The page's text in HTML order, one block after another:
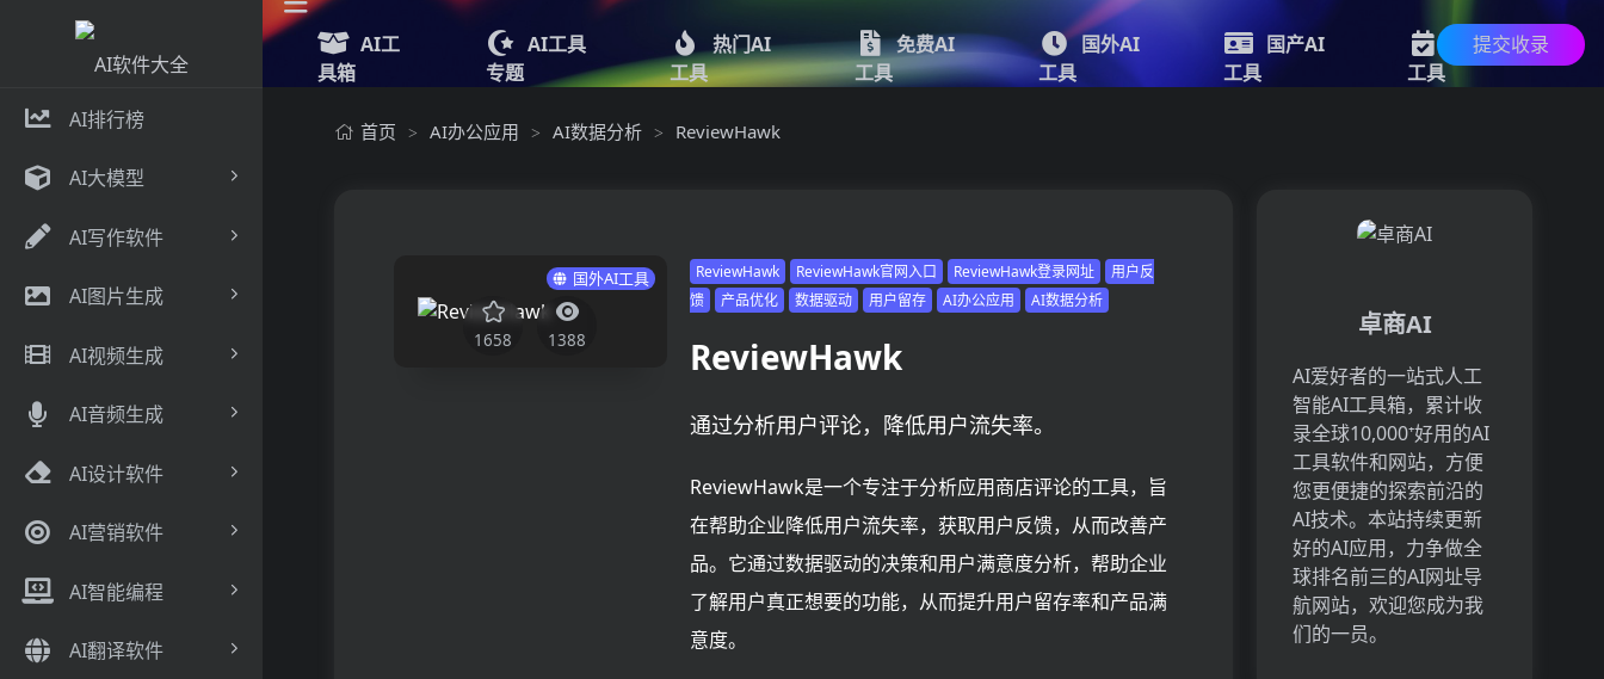
AI排行榜
AI大模型
AI写作软件
AI图片生成
AI视频生成
AI音频生成
AI设计软件
AI营销软件
AI智能编程
AI翻译软件
AI工
具箱
AI工具
专题
热门AI
工具
免费AI
工具
国外AI
工具
国产AI
工具
新的AI
工具
提交收录
首页 > AI办公应用 > AI数据分析 > ReviewHawk
国外AI工具
1658 1388
ReviewHawk ReviewHawk官网入口 ReviewHawk登录网址
用户反
馈
产品优化 数据驱动 用户留存 AI办公应用 AI数据分析
ReviewHawk
通过分析用户评论，降低用户流失率。
ReviewHawk是一个专注于分析应用商店评论的工具，旨
在帮助企业降低用户流失率，获取用户反馈，从而改善产
品。它通过数据驱动的决策和用户满意度分析，帮助企业
了解用户真正想要的功能，从而提升用户留存率和产品满
意度。
卓商AI
AI爱好者的一站式人工
智能AI工具箱，累计收
录全球10,000⁺好用的AI
工具软件和网站，方便
您更便捷的探索前沿的
AI技术。本站持续更新
好的AI应用，力争做全
球排名前三的AI网址导
航网站，欢迎您成为我
们的一员。